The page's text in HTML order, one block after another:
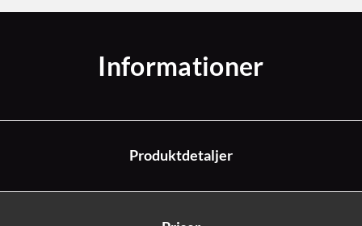
Informationer
Produktdetaljer